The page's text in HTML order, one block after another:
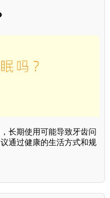
长期使用可能导致牙齿问
通过健康的生活方式和规